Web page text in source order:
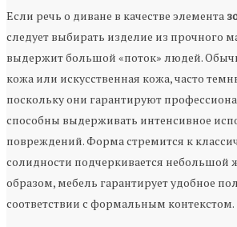
Если речь о диване в качестве элемента
следует выбирать изделие из прочного
выдержит большой «поток» людей.
кожа или искусственная кожа, часто
поскольку они гарантируют
способны выдерживать интенсивное
повреждений. Форма стремится к
солидности подчеркивается небольшой
образом, мебель гарантирует удобное
соответствии с формальным контекстом.